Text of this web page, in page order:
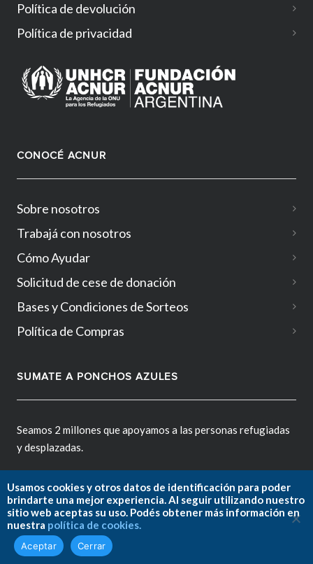
Política de devolución
Política de privacidad
CONOCÉ ACNUR
Sobre nosotros
Trabajá con nosotros
Cómo Ayudar
Solicitud de cese de donación
Bases y Condiciones de Sorteos
Política de Compras
SUMATE A PONCHOS AZULES
Seamos 2 millones que apoyamos a las personas refugiadas
y desplazadas.
Fundación ACNUR Argentina.
Copyright © 2026. All rights reserved.
Usamos cookies y otros datos de identificación para poder
brindarte una mejor experiencia. Al seguir utilizando nuestro
sitio web aceptas su uso. Podés obtener más información en
nuestra política de cookies.
Aceptar Cerrar